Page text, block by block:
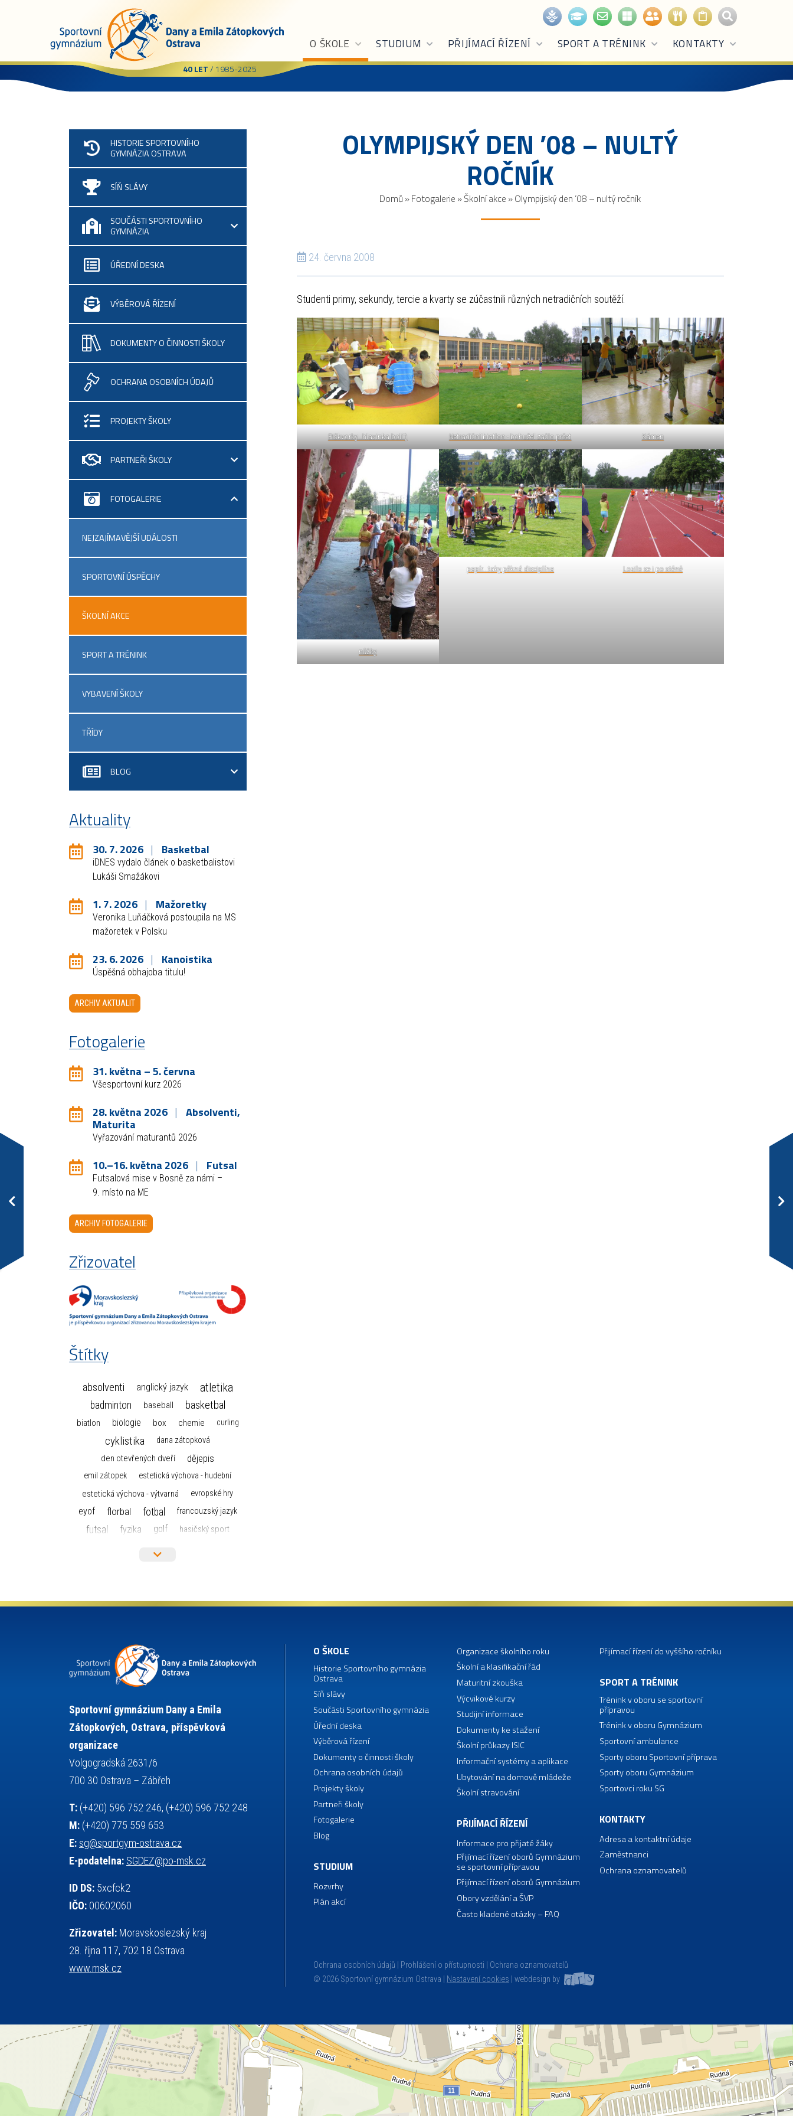
40 LET/ 1985-2025
O ŠKOLE STUDIUM PŘIJÍMACÍ ŘÍZENÍ SPORT A TRÉNINK KONTAKTY
OLYMPIJSKÝ DEN ’08 – NULTÝ
ROČNÍK
Domů »Fotogalerie »Školní akce »Olympijský den ’08 – nultý ročník
24. června 2008
Studenti primy, sekundy, tercie a kvarty se zúčastnili různých netradičních soutěží.
Piškvorky...hlavinka bolí:) Netradiční biatlon - bohužel začlo pršet Kámen
nůžky
papír...taky pěkná disciplína Lozilo se i po stěně
HISTORIE SPORTOVNÍHO
GYMNÁZIA OSTRAVA
SÍŇ SLÁVY
SOUČÁSTI SPORTOVNÍHO
GYMNÁZIA
ÚŘEDNÍ DESKA
VÝBĚROVÁ ŘÍZENÍ
DOKUMENTY O ČINNOSTI ŠKOLY
OCHRANA OSOBNÍCH ÚDAJŮ
PROJEKTY ŠKOLY
PARTNEŘI ŠKOLY
FOTOGALERIE
NEJZAJÍMAVĚJŠÍ UDÁLOSTI
SPORTOVNÍ ÚSPĚCHY
ŠKOLNÍ AKCE
SPORT A TRÉNINK
VYBAVENÍ ŠKOLY
TŘÍDY
BLOG
Aktuality
30. 7. 2026 Basketbal
iDNES vydalo článek o basketbalistovi
Lukáši Smažákovi
1. 7. 2026 Mažoretky
Veronika Luňáčková postoupila na MS
mažoretek v Polsku
23. 6. 2026 Kanoistika
Úspěšná obhajoba titulu!
ARCHIV AKTUALIT
Fotogalerie
31. května – 5. června
Všesportovní kurz 2026
28. května 2026 Absolventi,
Maturita
Vyřazování maturantů 2026
10.–16. května 2026 Futsal
Futsalová mise v Bosně za námi –
9. místo na ME
ARCHIV FOTOGALERIE
Zřizovatel
Štítky
absolventi anglický jazyk atletika
badminton baseball basketbal
biatlon biologie box chemie curling
cyklistika dana zátopková
den otevřených dveří dějepis
emil zátopek estetická výchova - hudební
estetická výchova - výtvarná evropské hry
eyof florbal fotbal francouzský jazyk
futsal fyzika golf hasičský sport
krasobruslení
kultura a historie
moderní gymnastika
německý jazyk
občanská nauka
olympijské hry olympiáda dětí a mládeže
organizace plavání
pozvánka
požární sport
projekty přednáška
přijímací řízení
rychlobruslení
snowboarding
sportovní gymnastika sportovní lezení
squash stolní tenis
talentová zkouška
tanec
teorie sportovní přípravy
tělesná výchova
událost
volejbal
vzpírání
zeměpis základy společenských věd
zápas řeckořímský úřední deska
český jazyk
Sportovní gymnázium Dany a Emila
Zátopkových, Ostrava, příspěvková
organizace
Volgogradská 2631/6
700 30 Ostrava – Zábřeh
T: (+420) 596 752 246, (+420) 596 752 248
M: (+420) 775 559 653
E: sg@sportgym-ostrava.cz
E-podatelna: SGDEZ@po-msk.cz
ID DS: 5xcfck2
IČO: 00602060
Zřizovatel: Moravskoslezský kraj
28. října 117, 702 18 Ostrava
www.msk.cz
O ŠKOLE
Historie Sportovního gymnázia
Ostrava
Síň slávy
Součásti Sportovního gymnázia
Úřední deska
Výběrová řízení
Dokumenty o činnosti školy
Ochrana osobních údajů
Projekty školy
Partneři školy
Fotogalerie
Blog
STUDIUM
Rozvrhy
Plán akcí
Organizace školního roku
Školní a klasifikační řád
Maturitní zkouška
Výcvikové kurzy
Studijní informace
Dokumenty ke stažení
Školní průkazy ISIC
Informační systémy a aplikace
Ubytování na domově mládeže
Školní stravování
PŘIJÍMACÍ ŘÍZENÍ
Informace pro přijaté žáky
Přijímací řízení oborů Gymnázium
se sportovní přípravou
Přijímací řízení oborů Gymnázium
Obory vzdělání a ŠVP
Často kladené otázky – FAQ
Přijímací řízení do vyššího ročníku
SPORT A TRÉNINK
Trénink v oboru se sportovní
přípravou
Trénink v oboru Gymnázium
Sportovní ambulance
Sporty oboru Sportovní příprava
Sporty oboru Gymnázium
Sportovci roku SG
KONTAKTY
Adresa a kontaktní údaje
Zaměstnanci
Ochrana oznamovatelů
Ochrana osobních údajů Prohlášení o přístupnosti
Ochrana oznamovatelů
© 2026 Sportovní gymnázium Ostrava |
Nastavení cookies webdesign by